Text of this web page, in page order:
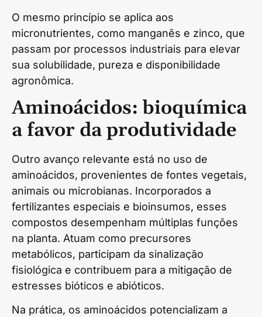
O mesmo princípio se aplica aos
micronutrientes, como manganês e zinco, que
passam por processos industriais para elevar
sua solubilidade, pureza e disponibilidade
agronômica.
Aminoácidos: bioquímica
a favor da produtividade
Outro avanço relevante está no uso de
aminoácidos, provenientes de fontes vegetais,
animais ou microbianas. Incorporados a
fertilizantes especiais e bioinsumos, esses
compostos desempenham múltiplas funções
na planta. Atuam como precursores
metabólicos, participam da sinalização
fisiológica e contribuem para a mitigação de
estresses bióticos e abióticos.
Na prática, os aminoácidos potencializam a